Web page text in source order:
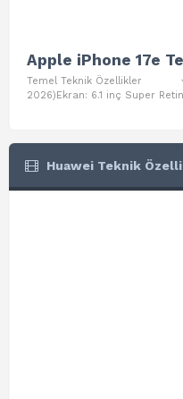
Apple iPhone 17e
Temel Teknik Özellikler
2026)Ekran: 6.1 inç Super
Huawei Teknik